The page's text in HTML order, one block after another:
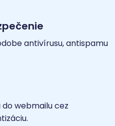
antivírusu, antispamu
webmailu cez